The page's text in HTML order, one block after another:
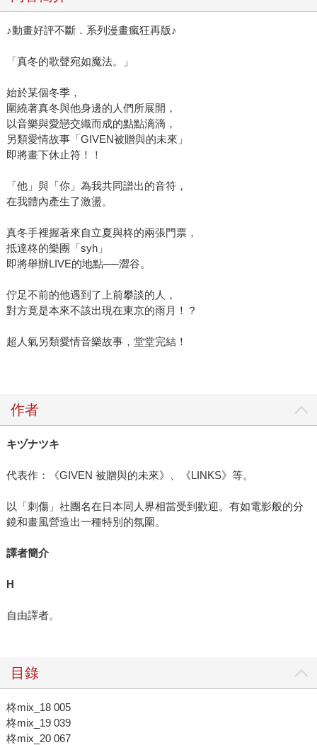
♪動畫好評不斷．系列漫畫瘋狂再版♪
「真冬的歌聲宛如魔法。」
始於某個冬季，
圍繞著真冬與他身邊的人們所展開，
以音樂與愛戀交織而成的點點滴滴，
另類愛情故事「GIVEN被贈與的未來」
即將畫下休止符！！
「他」與「你」為我共同譜出的音符，
在我體內產生了激盪。
真冬手裡握著來自立夏與柊的兩張門票，
抵達柊的樂團「syh」
即將舉辦LIVE的地點──澀谷。
佇足不前的他遇到了上前攀談的人，
對方竟是本來不該出現在東京的雨月！？
超人氣另類愛情音樂故事，堂堂完結！
作者
キヅナツキ
代表作：《GIVEN 被贈與的未來》、《LINKS》等。
以「刺傷」社團名在日本同人界相當受到歡迎。有如電影般的分
鏡和畫風營造出一種特別的氛圍。
譯者簡介
H
自由譯者。
目錄
柊mix_18 005
柊mix_19 039
柊mix_20 067